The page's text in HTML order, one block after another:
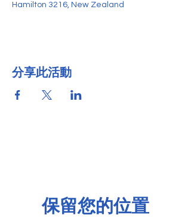
Hamilton 3216, New Zealand
分享此活動
保留您的位置